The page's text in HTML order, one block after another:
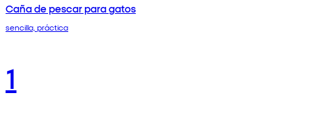
Caña de pescar para gatos
sencilla, práctica
1